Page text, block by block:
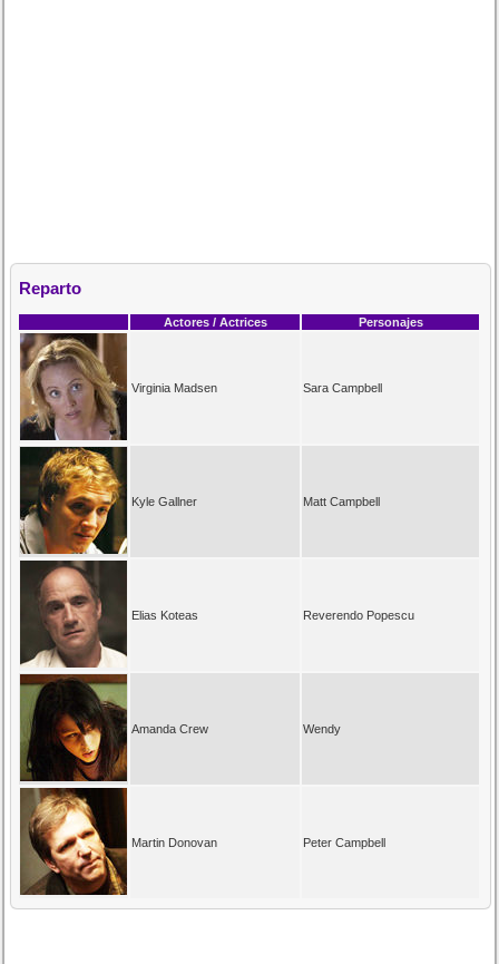
Reparto
Actores / Actrices Personajes
Virginia Madsen Sara Campbell
Kyle Gallner Matt Campbell
Elias Koteas Reverendo Popescu
Amanda Crew Wendy
Martin Donovan Peter Campbell